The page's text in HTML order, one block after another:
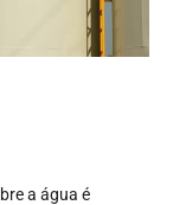
a água é